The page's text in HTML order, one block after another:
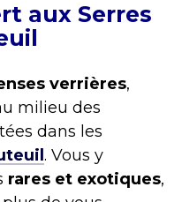
aux Serres
verrières,
milieu des
dans les
. Vous y
rares et exotiques,